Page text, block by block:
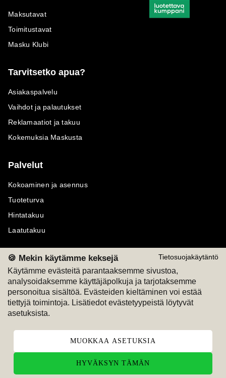
Tietosuojakäytäntö
🍪 Mekin käytämme keksejä
Käytämme evästeitä parantaaksemme sivustoa,
analysoidaksemme käyttäjäpolkuja ja tarjotaksemme
personoitua sisältöä. Evästeiden kieltäminen voi estää
tiettyjä toimintoja. Lisätiedot evästetyypeistä löytyvät
asetuksista.
MUOKKAA ASETUKSIA
HYVÄKSYN TÄMÄN
Maksutavat
Toimitustavat
Masku Klubi
Tarvitsetko apua?
Asiakaspalvelu
Vaihdot ja palautukset
Reklamaatiot ja takuu
Kokemuksia Maskusta
Palvelut
Kokoaminen ja asennus
Tuoteturva
Hintatakuu
Laatutakuu
Maksutavat
M
Seuraa meitä